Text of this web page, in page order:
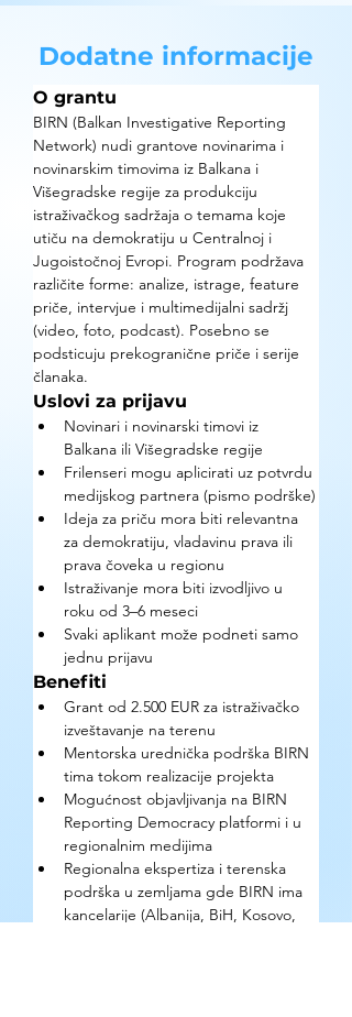
Dodatne informacije
O grantu
BIRN (Balkan Investigative Reporting
Network) nudi grantove novinarima i
novinarskim timovima iz Balkana i
Višegradske regije za produkciju
istraživačkog sadržaja o temama koje
utiču na demokratiju u Centralnoj i
Jugoistočnoj Evropi. Program podržava
različite forme: analize, istrage, feature
priče, intervjue i multimedijalni sadržj
(video, foto, podcast). Posebno se
podsticuju prekogranične priče i serije
članaka.
Uslovi za prijavu
Novinari i novinarski timovi iz
Balkana ili Višegradske regije
Frilenseri mogu aplicirati uz potvrdu
medijskog partnera (pismo podrške)
Ideja za priču mora biti relevantna
za demokratiju, vladavinu prava ili
prava čoveka u regionu
Istraživanje mora biti izvodljivo u
roku od 3–6 meseci
Svaki aplikant može podneti samo
jednu prijavu
Benefiti
Grant od 2.500 EUR za istraživačko
izveštavanje na terenu
Mentorska urednička podrška BIRN
tima tokom realizacije projekta
Mogućnost objavljivanja na BIRN
Reporting Democracy platformi i u
regionalnim medijima
Regionalna ekspertiza i terenska
podrška u zemljama gde BIRN ima
kancelarije (Albanija, BiH, Kosovo,